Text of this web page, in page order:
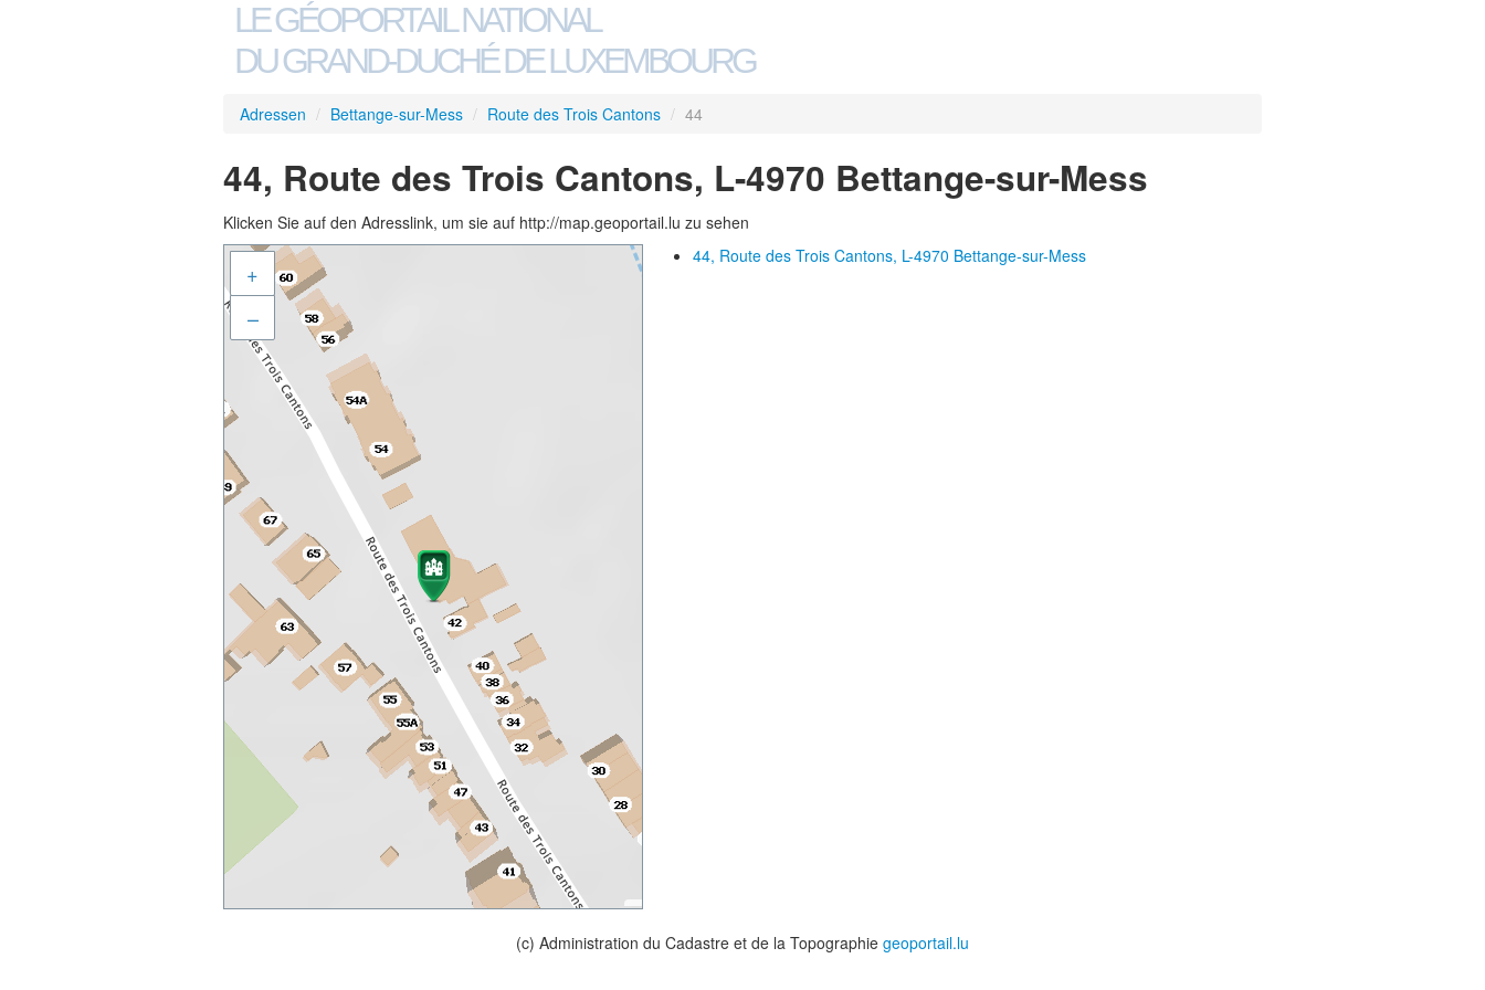
LE GÉOPORTAIL NATIONAL
DU GRAND-DUCHÉ DE LUXEMBOURG
Adressen / Bettange-sur-Mess / Route des Trois Cantons / 44
44, Route des Trois Cantons, L-4970 Bettange-sur-Mess
Klicken Sie auf den Adresslink, um sie auf http://map.geoportail.lu zu sehen
+
–
44, Route des Trois Cantons, L-4970 Bettange-sur-Mess
(c) Administration du Cadastre et de la Topographie geoportail.lu